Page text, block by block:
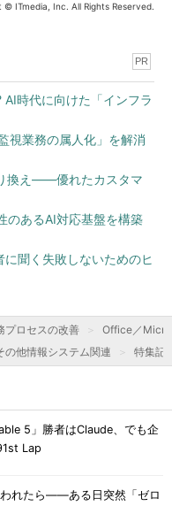
© ITmedia, Inc. All Rights Reserved.
PR
時代に向けた「インフラ
視業務の属人化」を解消
換え――優れたカスタマ
のあるAI対応基盤を構築
聞く失敗しないためのヒ
プロセスの改善
Office／
の他情報システム関連 特集記
5」勝者はClaude、でも企
Lap
われたら――ある日突然「ゼロ